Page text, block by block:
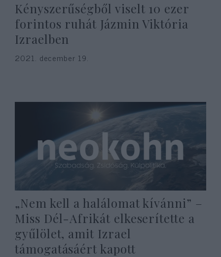
Kényszerűségből viselt 10 ezer
forintos ruhát Jázmin Viktória
Izraelben
2021. december 19.
„Nem kell a halálomat kívánni” –
Miss Dél-Afrikát elkeserítette a
gyűlölet, amit Izrael
támogatásáért kapott